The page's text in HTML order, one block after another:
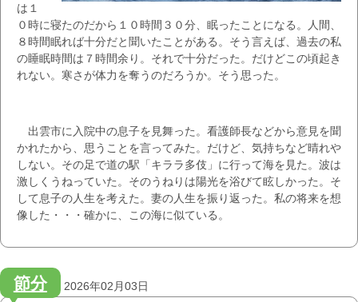
は１
０時に寝たのだから１０時間３０分、眠ったことになる。人間、
８時間眠れば十分だと聞いたことがある。そう言えば、過去の私
の睡眠時間は７時間余り。それで十分だった。だけどこの頃起き
れない。寒さが体力を奪うのだろうか。そう思った。
出雲市に入院中の息子を見舞った。看護師長などから意見を聞
かれたから、思うことを言ってみた。だけど、気持ちなど晴れや
しない。その足で道の駅「キララ多伎」に行って海を見た。波は
激しくうねっていた。そのうねりは陽光を浴びて眩しかった。そ
して息子の人生を考えた。妻の人生を振り返った。私の将来を想
像した・・・確かに、この海に似ている。
節分 2026年02月03日